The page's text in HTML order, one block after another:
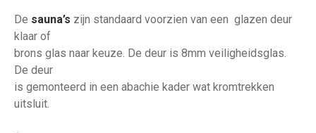
De sauna’s zijn standaard voorzien van een glazen deur
klaar of
brons glas naar keuze. De deur is 8mm veiligheidsglas.
De deur
is gemonteerd in een abachie kader wat kromtrekken
uitsluit.